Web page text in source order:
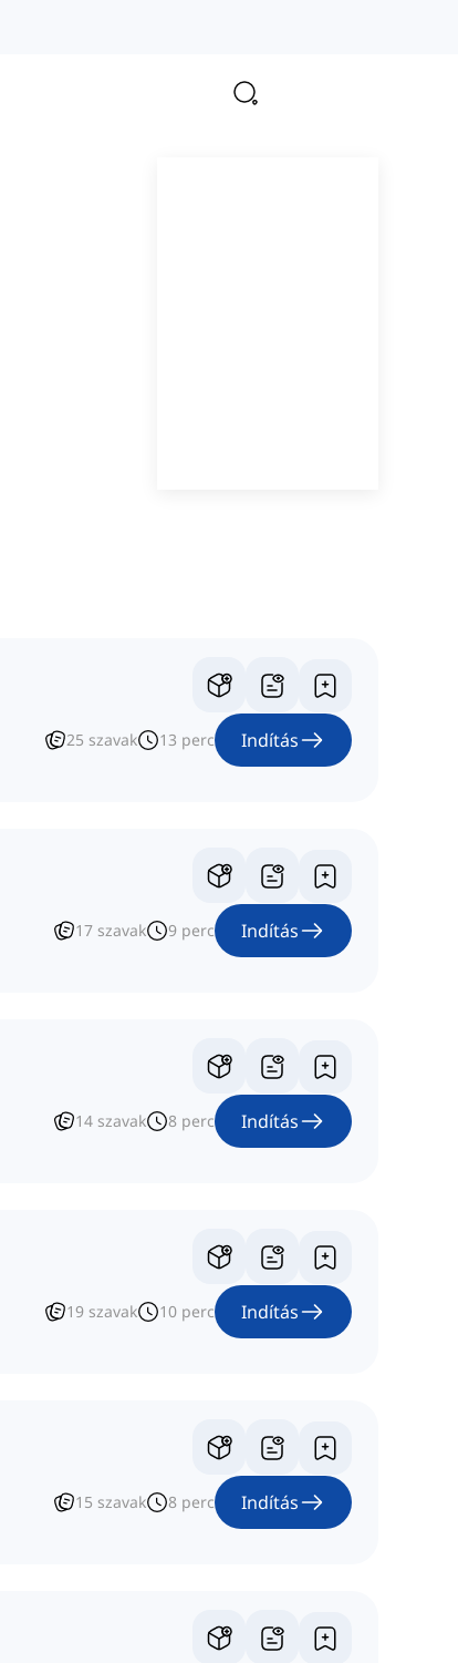
25 szavak 13 perc Indítás
17 szavak 9 perc Indítás
14 szavak 8 perc Indítás
19 szavak 10 perc Indítás
15 szavak 8 perc Indítás